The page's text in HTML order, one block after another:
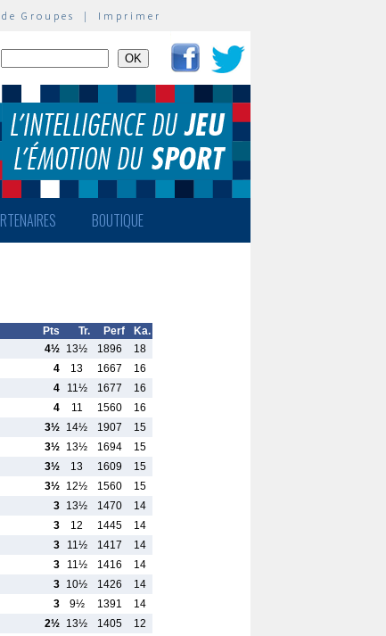
Groupes | Imprimer
BOUTIQUE
Pts Tr. Perf
Ka.
4½ 13½ 1896
18
4 13 1667
16
4 11½ 1677
16
4 11 1560
16
3½ 14½ 1907
15
3½ 13½ 1694
15
3½ 13 1609
15
3½ 12½ 1560
15
3 13½ 1470
14
3 12 1445
14
3 11½ 1417
14
3 11½ 1416
14
3 10½ 1426
14
3 9½ 1391
14
2½ 13½ 1405
12